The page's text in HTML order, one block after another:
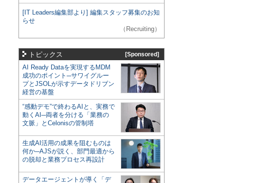
[IT Leaders編集部より] 編集スタッフ募集のお知
らせ
（Recruiting）
トピックス [Sponsored]
AI Ready Dataを実現するMDM
成功のポイント─サワイグルー
プとJSOLが示すデータドリブン
経営の基盤
“感動デモ”で終わるAIと、実務で
動くAI─両者を分ける「業務の
文脈」とCelonisの管制塔
生成AI活用の成果を阻むものは
何か─AJSが説く、部門最適から
の脱却と業務プロセス再設計
データエージェントが導く「デ